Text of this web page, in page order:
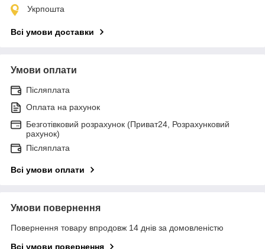
Укрпошта
Всі умови доставки
Умови оплати
Післяплата
Оплата на рахунок
Безготівковий розрахунок (Приват24, Розрахунковий
рахунок)
Післяплата
Всі умови оплати
Умови повернення
Повернення товару впродовж 14 днів за домовленістю
Всі умови повернення